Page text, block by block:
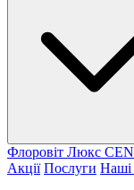
Флоровіт Люкс
Акції Послуги Наші